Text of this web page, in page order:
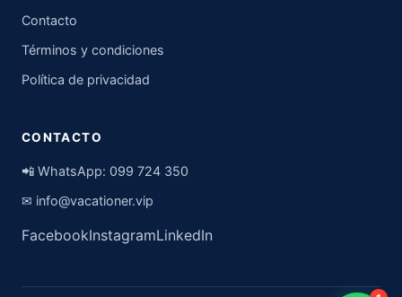
Contacto
Términos y condiciones
Política de privacidad
CONTACTO
📲 WhatsApp: 099 724 350
✉ info@vacationer.vip
FacebookInstagramLinkedIn